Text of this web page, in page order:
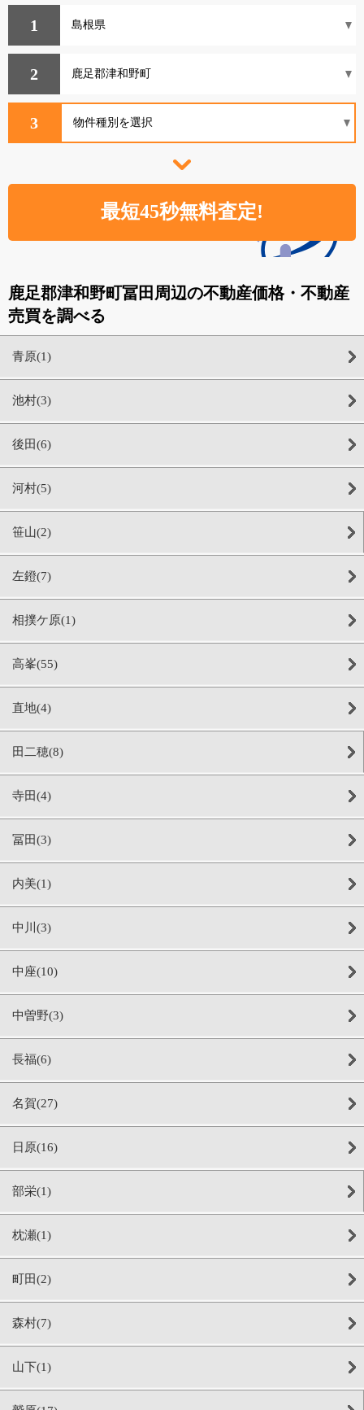
1
2
3
鹿足郡津和野町冨田周辺の不動産価格・不動産
売買を調べる
青原(1)
池村(3)
後田(6)
河村(5)
笹山(2)
左鐙(7)
相撲ケ原(1)
高峯(55)
直地(4)
田二穂(8)
寺田(4)
冨田(3)
内美(1)
中川(3)
中座(10)
中曽野(3)
長福(6)
名賀(27)
日原(16)
部栄(1)
枕瀬(1)
町田(2)
森村(7)
山下(1)